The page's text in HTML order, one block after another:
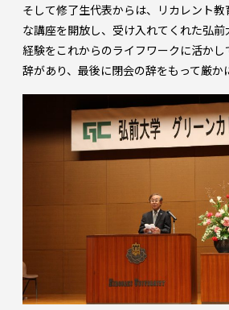
そして修了生代表からは、リカレント
な講座を開放し、受け入れてくれた弘
経験をこれからのライフワークに活か
辞があり、最後に閉会の辞をもって厳か